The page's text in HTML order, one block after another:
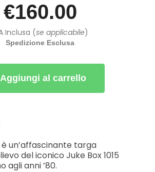
€160.00
Inclusa (se applicabile)
Spedizione Esclusa
Aggiungi al carrello
un’affascinante targa
del iconico Juke Box 1015
agli anni ’80.